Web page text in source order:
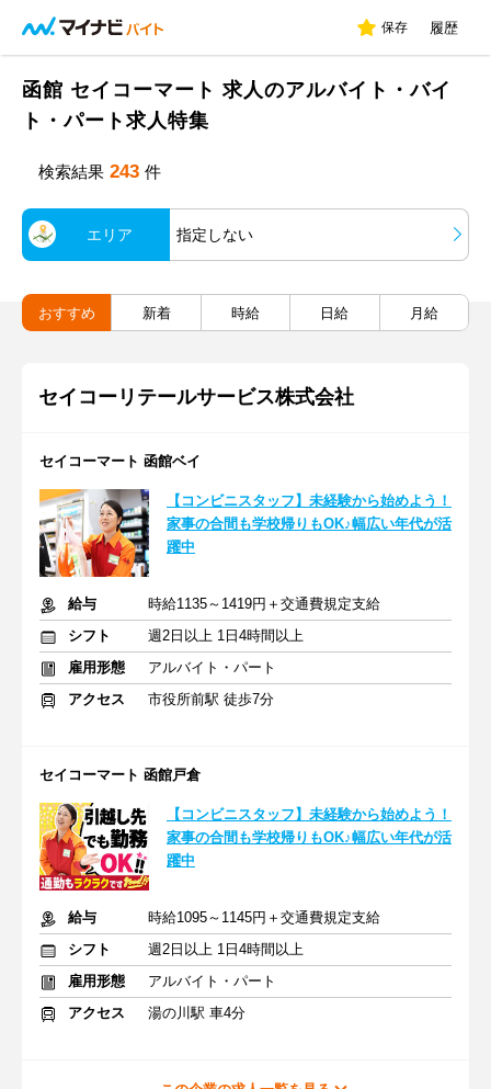
保存 履歴
函館 セイコーマート 求人のアルバイト・バイ
ト・パート求人特集
検索結果 243 件
エリア 指定しない
おすすめ 新着 時給 日給 月給
セイコーリテールサービス株式会社
セイコーマート 函館ベイ
【コンビニスタッフ】未経験から始めよう！
家事の合間も学校帰りもOK♪幅広い年代が活
躍中
給与
時給1135～1419円＋交通費規定支給
シフト
週2日以上 1日4時間以上
雇用形態
アルバイト・パート
アクセス
市役所前駅 徒歩7分
セイコーマート 函館戸倉
【コンビニスタッフ】未経験から始めよう！
家事の合間も学校帰りもOK♪幅広い年代が活
躍中
給与
時給1095～1145円＋交通費規定支給
シフト
週2日以上 1日4時間以上
雇用形態
アルバイト・パート
アクセス
湯の川駅 車4分